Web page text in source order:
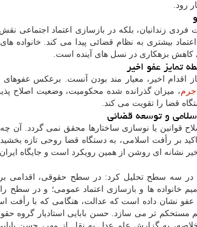
رود.
زندانیان، بلکه در بازسازی اعتماد اجتماعی
بیشتری به نظام قضائی پیدا می کند. خانواده
کاهش بزهکاری در نسل های آینده است.
اقدام اخیر، معیار مند بودن آنست. برعکس
جرم، میزان گذرانده شده محکومیت، وضعیت اصلاح
قضا را تقویت می کند.
قوانین یا نوسازی ساختارها محقق نمی گردد.
بر رأفت اسلامی، به دستگاه قضا روحی تازه
نشانه ای روشن از همین رویکرد است و جایگاه
در سه سطح تحلیل کرد: در سطح حقوقی، اقدامی
خانواده ها و بازسازی اعتماد عمومی؛ و در
نشان داده است که عدالت، هنگامی که با رأفت
مستحکم تر می سازد. حسن بابایی استادیار گروه